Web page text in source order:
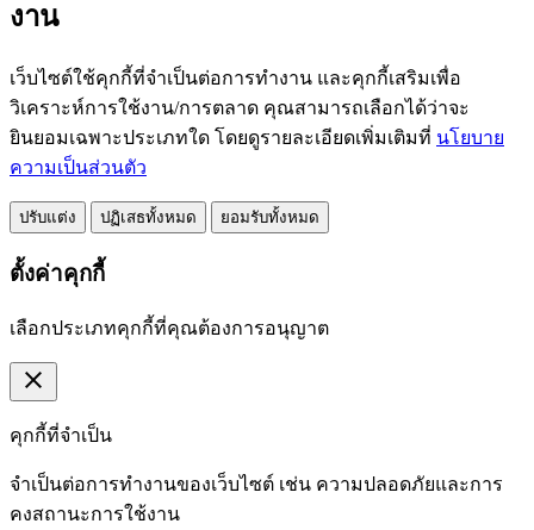
งาน
เว็บไซต์ใช้คุกกี้ที่จำเป็นต่อการทำงาน และคุกกี้เสริมเพื่อ
วิเคราะห์การใช้งาน/การตลาด คุณสามารถเลือกได้ว่าจะ
ยินยอมเฉพาะประเภทใด โดยดูรายละเอียดเพิ่มเติมที่ นโยบาย
ความเป็นส่วนตัว
ปรับแต่ง ปฏิเสธทั้งหมด ยอมรับทั้งหมด
ตั้งค่าคุกกี้
เลือกประเภทคุกกี้ที่คุณต้องการอนุญาต
close
คุกกี้ที่จำเป็น
จำเป็นต่อการทำงานของเว็บไซต์ เช่น ความปลอดภัยและการ
คงสถานะการใช้งาน